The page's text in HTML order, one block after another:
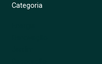
Categoria